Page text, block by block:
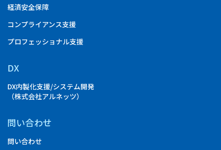
経済安全保障
コンプライアンス支援
プロフェッショナル支援
DX
DX内製化支援/システム開発
（株式会社アルネッツ）
問い合わせ
問い合わせ